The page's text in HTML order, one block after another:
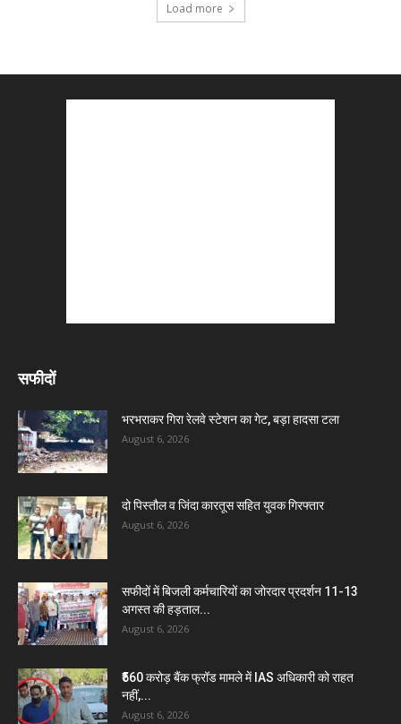
Load more
सफीदों
भरभराकर गिरा रेलवे स्टेशन का गेट, बड़ा हादसा टला
August 6, 2026
दो पिस्तौल व जिंदा कारतूस सहित युवक गिरफ्तार
August 6, 2026
सफीदों में बिजली कर्मचारियों का जोरदार प्रदर्शन 11-13
अगस्त की हड़ताल...
August 6, 2026
₹560 करोड़ बैंक फ्रॉड मामले में IAS अधिकारी को राहत
नहीं,...
August 6, 2026